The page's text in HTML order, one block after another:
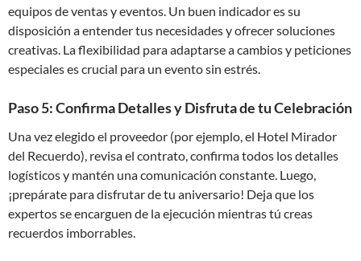
equipos de ventas y eventos. Un buen indicador es su
disposición a entender tus necesidades y ofrecer soluciones
creativas. La flexibilidad para adaptarse a cambios y peticiones
especiales es crucial para un evento sin estrés.
Paso 5: Confirma Detalles y Disfruta de tu Celebración
Una vez elegido el proveedor (por ejemplo, el Hotel Mirador
del Recuerdo), revisa el contrato, confirma todos los detalles
logísticos y mantén una comunicación constante. Luego,
¡prepárate para disfrutar de tu aniversario! Deja que los
expertos se encarguen de la ejecución mientras tú creas
recuerdos imborrables.